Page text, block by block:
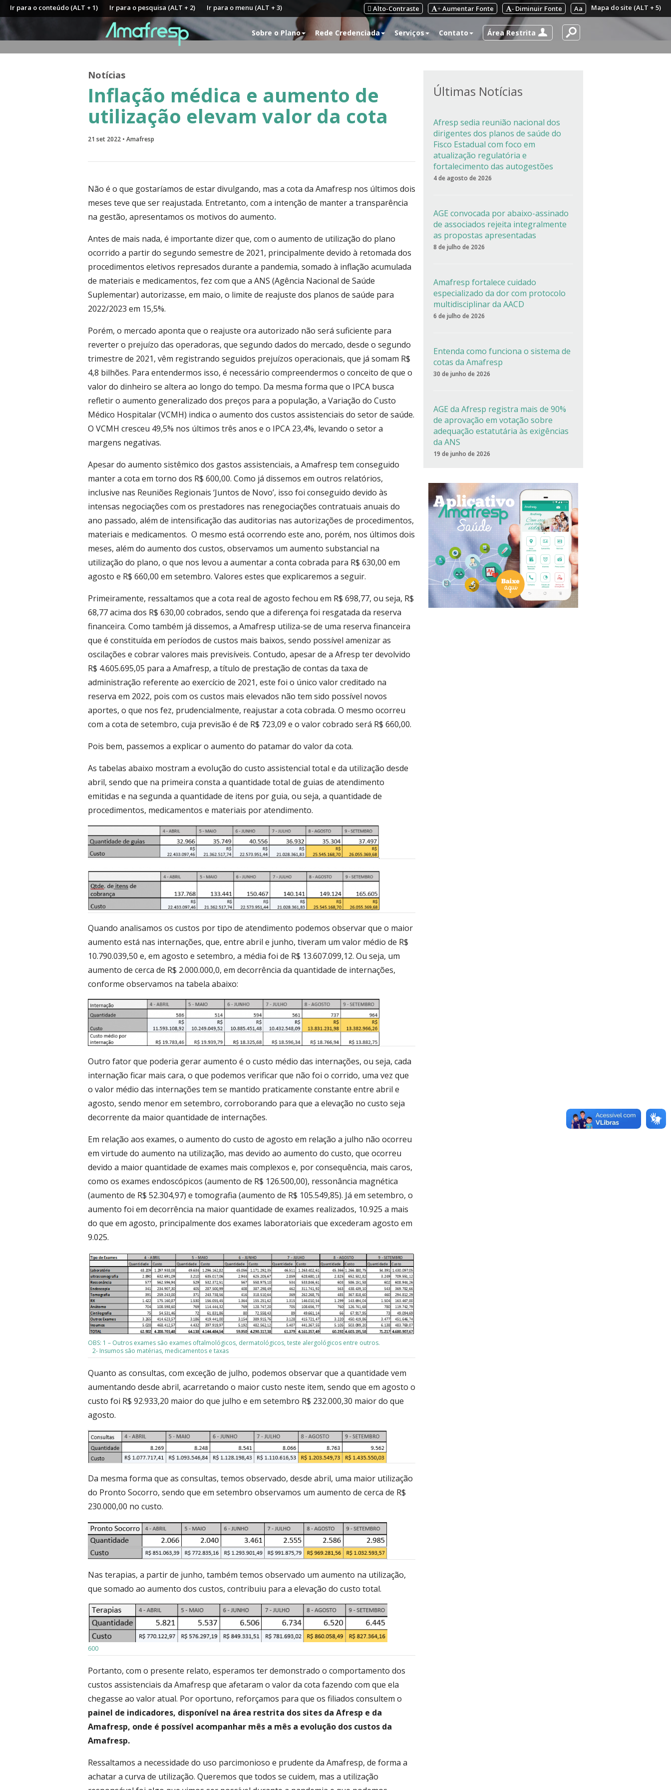
Ir para o conteúdo (ALT + 1) Ir para o pesquisa (ALT + 2) Ir para o menu (ALT + 3) Mapa do site (ALT + 5)
Aa
- Diminuir Fonte
+ Aumentar Fonte
Alto-Contraste
Sobre o Plano Rede Credenciada Serviços Contato Área Restrita
Notícias
Inflação médica e aumento de
utilização elevam valor da cota
21 set 2022 • Amafresp
Não é o que gostaríamos de estar divulgando, mas a cota da Amafresp nos últimos dois
meses teve que ser reajustada. Entretanto, com a intenção de manter a transparência
na gestão, apresentamos os motivos do aumento.
Antes de mais nada, é importante dizer que, com o aumento de utilização do plano
ocorrido a partir do segundo semestre de 2021, principalmente devido à retomada dos
procedimentos eletivos represados durante a pandemia, somado à inflação acumulada
de materiais e medicamentos, fez com que a ANS (Agência Nacional de Saúde
Suplementar) autorizasse, em maio, o limite de reajuste dos planos de saúde para
2022/2023 em 15,5%.
Porém, o mercado aponta que o reajuste ora autorizado não será suficiente para
reverter o prejuízo das operadoras, que segundo dados do mercado, desde o segundo
trimestre de 2021, vêm registrando seguidos prejuízos operacionais, que já somam R$
4,8 bilhões. Para entendermos isso, é necessário compreendermos o conceito de que o
valor do dinheiro se altera ao longo do tempo. Da mesma forma que o IPCA busca
refletir o aumento generalizado dos preços para a população, a Variação do Custo
Médico Hospitalar (VCMH) indica o aumento dos custos assistenciais do setor de saúde.
O VCMH cresceu 49,5% nos últimos três anos e o IPCA 23,4%, levando o setor a
margens negativas.
Apesar do aumento sistêmico dos gastos assistenciais, a Amafresp tem conseguido
manter a cota em torno dos R$ 600,00. Como já dissemos em outros relatórios,
inclusive nas Reuniões Regionais ‘Juntos de Novo’, isso foi conseguido devido às
intensas negociações com os prestadores nas renegociações contratuais anuais do
ano passado, além de intensificação das auditorias nas autorizações de procedimentos,
materiais e medicamentos. O mesmo está ocorrendo este ano, porém, nos últimos dois
meses, além do aumento dos custos, observamos um aumento substancial na
utilização do plano, o que nos levou a aumentar a conta cobrada para R$ 630,00 em
agosto e R$ 660,00 em setembro. Valores estes que explicaremos a seguir.
Primeiramente, ressaltamos que a cota real de agosto fechou em R$ 698,77, ou seja, R$
68,77 acima dos R$ 630,00 cobrados, sendo que a diferença foi resgatada da reserva
financeira. Como também já dissemos, a Amafresp utiliza-se de uma reserva financeira
que é constituída em períodos de custos mais baixos, sendo possível amenizar as
oscilações e cobrar valores mais previsíveis. Contudo, apesar de a Afresp ter devolvido
R$ 4.605.695,05 para a Amafresp, a título de prestação de contas da taxa de
administração referente ao exercício de 2021, este foi o único valor creditado na
reserva em 2022, pois com os custos mais elevados não tem sido possível novos
aportes, o que nos fez, prudencialmente, reajustar a cota cobrada. O mesmo ocorreu
com a cota de setembro, cuja previsão é de R$ 723,09 e o valor cobrado será R$ 660,00.
Pois bem, passemos a explicar o aumento do patamar do valor da cota.
As tabelas abaixo mostram a evolução do custo assistencial total e da utilização desde
abril, sendo que na primeira consta a quantidade total de guias de atendimento
emitidas e na segunda a quantidade de itens por guia, ou seja, a quantidade de
procedimentos, medicamentos e materiais por atendimento.
Quando analisamos os custos por tipo de atendimento podemos observar que o maior
aumento está nas internações, que, entre abril e junho, tiveram um valor médio de R$
10.790.039,50 e, em agosto e setembro, a média foi de R$ 13.607.099,12. Ou seja, um
aumento de cerca de R$ 2.000.000,0, em decorrência da quantidade de internações,
conforme observamos na tabela abaixo:
Outro fator que poderia gerar aumento é o custo médio das internações, ou seja, cada
internação ficar mais cara, o que podemos verificar que não foi o corrido, uma vez que
o valor médio das internações tem se mantido praticamente constante entre abril e
agosto, sendo menor em setembro, corroborando para que a elevação no custo seja
decorrente da maior quantidade de internações.
Em relação aos exames, o aumento do custo de agosto em relação a julho não ocorreu
em virtude do aumento na utilização, mas devido ao aumento do custo, que ocorreu
devido a maior quantidade de exames mais complexos e, por consequência, mais caros,
como os exames endoscópicos (aumento de R$ 126.500,00), ressonância magnética
(aumento de R$ 52.304,97) e tomografia (aumento de R$ 105.549,85). Já em setembro, o
aumento foi em decorrência na maior quantidade de exames realizados, 10.925 a mais
do que em agosto, principalmente dos exames laboratoriais que excederam agosto em
9.025.
OBS: 1 – Outros exames são exames oftalmológicos, dermatológicos, teste alergológicos entre outros.
2- Insumos são matérias, medicamentos e taxas
Quanto as consultas, com exceção de julho, podemos observar que a quantidade vem
aumentando desde abril, acarretando o maior custo neste item, sendo que em agosto o
custo foi R$ 92.933,20 maior do que julho e em setembro R$ 232.000,30 maior do que
agosto.
Da mesma forma que as consultas, temos observado, desde abril, uma maior utilização
do Pronto Socorro, sendo que em setembro observamos um aumento de cerca de R$
230.000,00 no custo.
Nas terapias, a partir de junho, também temos observado um aumento na utilização,
que somado ao aumento dos custos, contribuiu para a elevação do custo total.
600
Portanto, com o presente relato, esperamos ter demonstrado o comportamento dos
custos assistenciais da Amafresp que afetaram o valor da cota fazendo com que ela
chegasse ao valor atual. Por oportuno, reforçamos para que os filiados consultem o
painel de indicadores, disponível na área restrita dos sites da Afresp e da
Amafresp, onde é possível acompanhar mês a mês a evolução dos custos da
Amafresp.
Ressaltamos a necessidade do uso parcimonioso e prudente da Amafresp, de forma a
achatar a curva de utilização. Queremos que todos se cuidem, mas a utilização
Últimas Notícias
Afresp sedia reunião nacional dos
dirigentes dos planos de saúde do
Fisco Estadual com foco em
atualização regulatória e
fortalecimento das autogestões
4 de agosto de 2026
AGE convocada por abaixo-assinado
de associados rejeita integralmente
as propostas apresentadas
8 de julho de 2026
Amafresp fortalece cuidado
especializado da dor com protocolo
multidisciplinar da AACD
6 de julho de 2026
Entenda como funciona o sistema de
cotas da Amafresp
30 de junho de 2026
AGE da Afresp registra mais de 90%
de aprovação em votação sobre
adequação estatutária às exigências
da ANS
19 de junho de 2026